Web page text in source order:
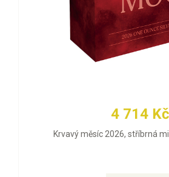
4 714 Kč
Krvavý měsíc 2026, stříbrná